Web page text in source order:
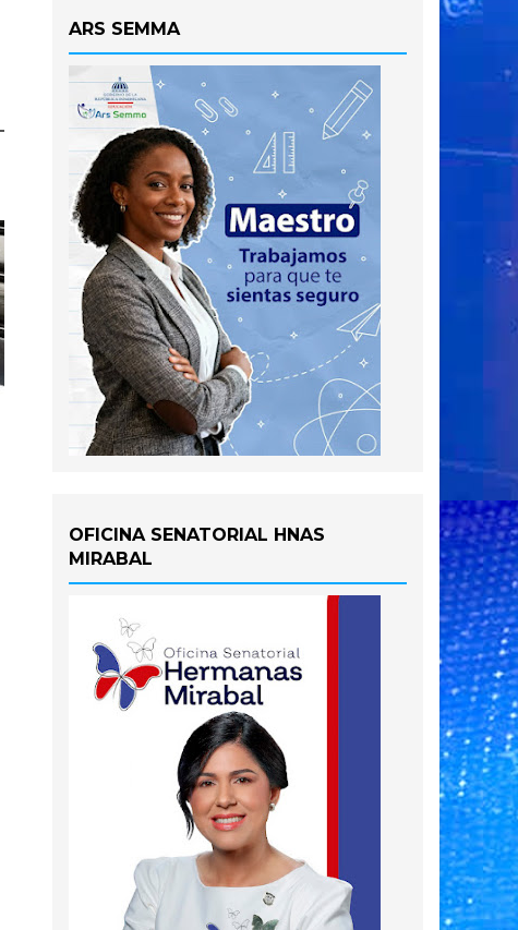
ARS SEMMA
OFICINA SENATORIAL HNAS
MIRABAL